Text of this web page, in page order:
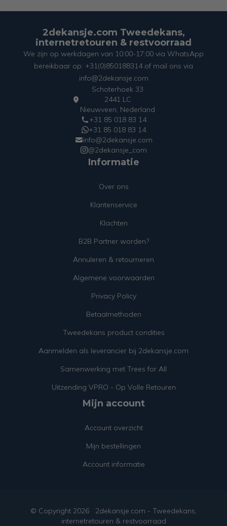
2dekansje.com Tweedekans,
internetretouren & restvoorraad
We zijn op werkdagen van 10:00-17:00 via WhatsApp
bereikbaar op: +31(0)850188314 of mail ons via
info@2dekansje.com
Schoterhoek 33
2441 LC
Nieuwveen, Nederland
+31 85 018 83 14
+31 85 018 83 14
info@2dekansje.com
@2dekansje_com
Informatie
Over ons
Klantenservice
Klachten
B2B Partner worden?
Annuleren & retourneren
Algemene voorwaarden
Privacy Policy
Betaalmethoden
Tweedekans product condities
Aanmelden als leverancier bij 2dekansje.com
Samenwerking met Trees for All
Uitzending VPRO - Op Volle Retouren
Mijn account
Account overzicht
Mijn bestellingen
Account informatie
© Copyright 2026
2dekansje.com - Tweedekans,
internetretouren & restvoorraad